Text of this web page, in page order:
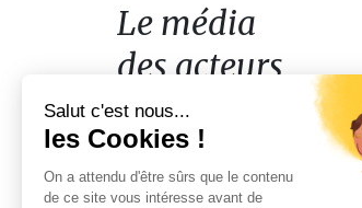
acteurs
de
l'engagement
Le média
des acteurs
de l'engagement
Salut c'est nous...
les Cookies !
On a attendu d'être sûrs que le contenu
de ce site vous intéresse avant de